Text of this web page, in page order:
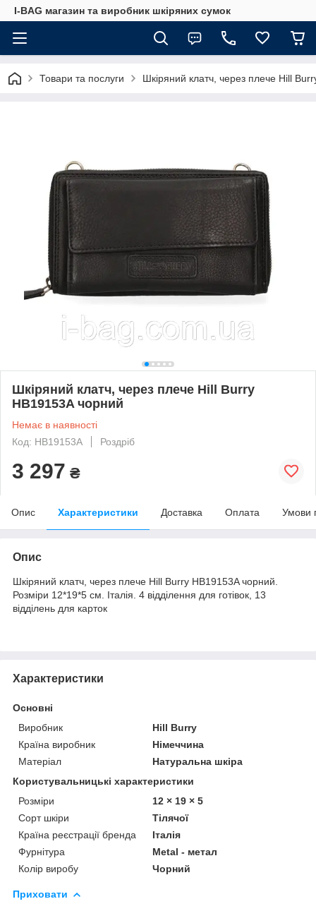
I-BAG магазин та виробник шкіряних сумок
Товари та послуги Шкіряний клатч, через плече Hill
Шкіряний клатч, через плече Hill Burry
HB19153A чорний
Немає в наявності
Код: HB19153A
Роздріб
3 297 ₴
Опис Характеристики Доставка Оплата Умови
Опис
Шкіряний клатч, через плече Hill Burry HB19153A чорний.
Розміри 12*19*5 см. Італія. 4 відділення для готівок, 13
відділень для карток
Характеристики
Основні
Виробник
Hill Burry
Країна виробник
Німеччина
Матеріал
Натуральна шкіра
Користувальницькі характеристики
Розміри
12 × 19 × 5
Сорт шкіри
Тілячої
Країна реєстрації бренда
Італія
Фурнітура
Metal - метал
Колір виробу
Чорний
Приховати